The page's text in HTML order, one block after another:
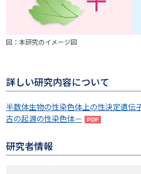
図：本研究のイメージ図
詳しい研究内容について
半数体生物の性染色体上の性決定遺伝
古の起源の性染色体－
研究者情報